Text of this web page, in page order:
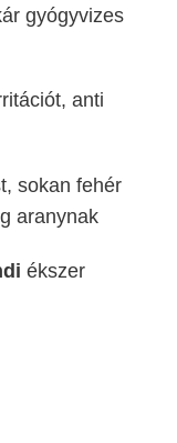
gyógyvizes
anti
sokan fehér
aranynak
ékszer